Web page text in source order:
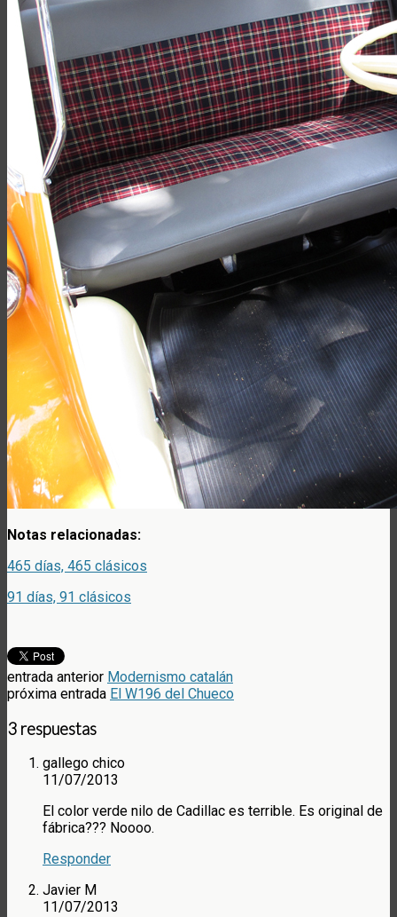
Notas relacionadas:
465 días, 465 clásicos
91 días, 91 clásicos
entrada anterior Modernismo catalán
próxima entrada El W196 del Chueco
3 respuestas
gallego chico
11/07/2013
El color verde nilo de Cadillac es terrible. Es original de
fábrica??? Noooo.
Responder
Javier M
11/07/2013